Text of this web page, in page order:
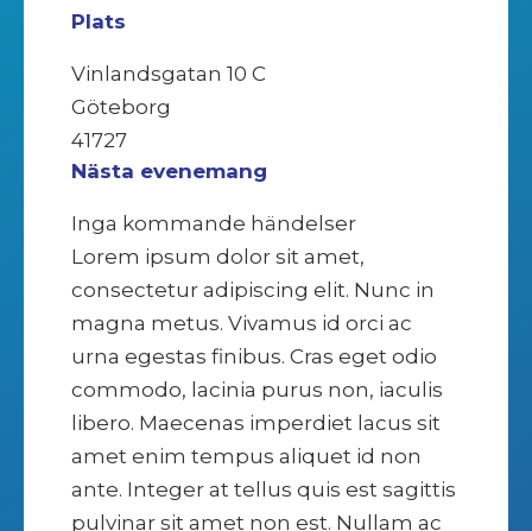
Plats
Vinlandsgatan 10 C
Göteborg
41727
Nästa evenemang
Inga kommande händelser
Lorem ipsum dolor sit amet,
consectetur adipiscing elit. Nunc in
magna metus. Vivamus id orci ac
urna egestas finibus. Cras eget odio
commodo, lacinia purus non, iaculis
libero. Maecenas imperdiet lacus sit
amet enim tempus aliquet id non
ante. Integer at tellus quis est sagittis
pulvinar sit amet non est. Nullam ac